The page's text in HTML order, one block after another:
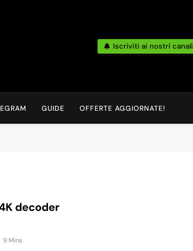
Iscriviti ai nostri canali
GUIDE OFFERTE AGGIORNATE!
decoder
9 Mins